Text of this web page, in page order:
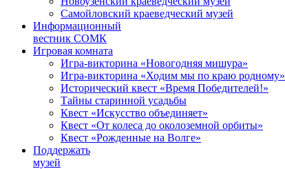
Самойловский краеведческий музей
Информационный
вестник СОМК
Игровая комната
Игра-викторина «Новогодняя мишура»
Игра-викторина «Ходим мы по краю родному»
Исторический квест «Время Победителей!»
Тайны старинной усадьбы
Квест «Искусство объединяет»
Квест «От колеса до околоземной орбиты»
Квест «Рожденные на Волге»
Поддержать
музей